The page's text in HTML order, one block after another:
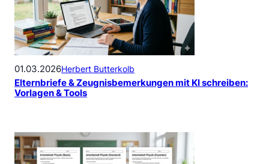
01.03.2026Herbert Butterkolb
Elternbriefe & Zeugnisbemerkungen mit KI schreiben:
Vorlagen & Tools